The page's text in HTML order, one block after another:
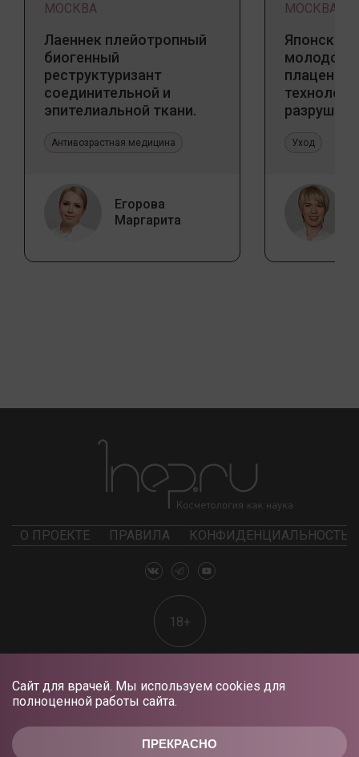
ПРЕКРАСНО
Сайт для врачей. Мы используем cookies для
полноценной работы сайта.
МОСКВА
Лаеннек плейотропный
биогенный
реструктуризант
соединительной и
эпителиальной ткани.
эстетической медицине
Антивозрастная медицина
Егорова
Маргарита
МОСКВА
Японский
Уход
О ПРОЕКТЕ ПРАВИЛА КОНФИДЕНЦИАЛЬНОСТЬ
18+